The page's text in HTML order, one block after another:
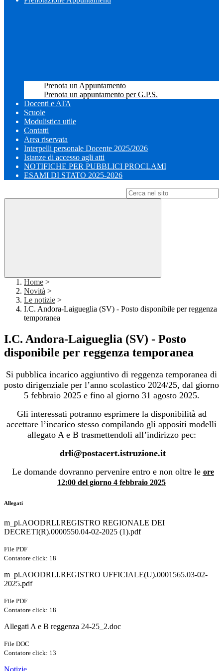
Prenota un Appuntamento
Prenota un appuntamento per G.P.S.
Docenti e ATA
Scuole
Modulistica utile
Contatti
Area riservata
Interpelli personale Docente 2025/2026
Istanze di accesso agli atti
NOTIFICHE PER PUBBLICI PROCLAMI
ESAMI DI STATO 2025-2026
Home >
Novità >
Le notizie >
I.C. Andora-Laigueglia (SV) - Posto disponibile per reggenza
temporanea
I.C. Andora-Laigueglia (SV) - Posto
disponibile per reggenza temporanea
Si pubblica incarico aggiuntivo di reggenza temporanea di
posto dirigenziale per l’anno scolastico 2024/25, dal giorno
5 febbraio 2025 e fino al giorno 31 agosto 2025.
Gli interessati potranno esprimere la disponibilità ad
accettare l’incarico stesso compilando gli appositi modelli
allegato A e B trasmettendoli all’indirizzo pec:
drli@postacert.istruzione.it
Le domande dovranno pervenire entro e non oltre le ore
12:00 del giorno 4 febbraio 2025
Allegati
m_pi.AOODRLI.REGISTRO REGIONALE DEI
DECRETI(R).0000550.04-02-2025 (1).pdf
File PDF
Contatore click: 18
m_pi.AOODRLI.REGISTRO UFFICIALE(U).0001565.03-02-
2025.pdf
File PDF
Contatore click: 18
Allegati A e B reggenza 24-25_2.doc
File DOC
Contatore click: 13
Notizie